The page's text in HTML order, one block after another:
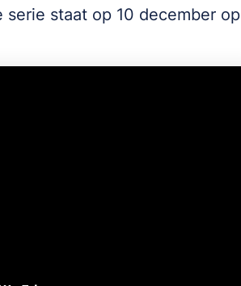
serie staat op 10 december op